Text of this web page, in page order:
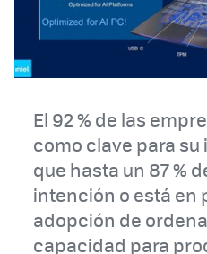
El 92 % de las
como clave para
que hasta un 87 %
intención o está en
adopción de
capacidad para